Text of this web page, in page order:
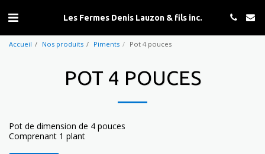
Les Fermes Denis Lauzon & fils inc.
Accueil Nos produits Piments Pot 4 pouces
POT 4 POUCES
Pot de dimension de 4 pouces
Comprenant 1 plant